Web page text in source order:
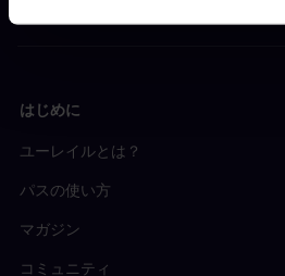
はじめに
ユーレイルとは？
パスの使い方
マガジン
コミュニティ